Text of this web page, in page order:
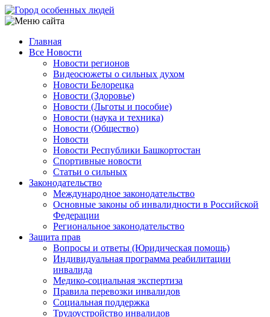
Перейти
к
содержанию
Main
navigation
Главная
Все Новости
Новости регионов
Видеосюжеты о сильных духом
Новости Белорецка
Новости (Здоровье)
Новости (Льготы и пособие)
Новости (наука и техника)
Новости (Общество)
Новости
Новости Республики Башкортостан
Спортивные новости
Статьи о сильных
Законодательство
Международное законодательство
Основные законы об инвалидности в Российской
Федерации
Региональное законодательство
Защита прав
Вопросы и ответы (Юридическая помощь)
Индивидуальная программа реабилитации
инвалида
Медико-социальная экспертиза
Правила перевозки инвалидов
Социальная поддержка
Трудоустройство инвалидов